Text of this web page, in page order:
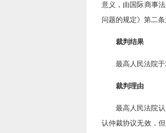
意义，由国际商事
问题的规定》第二
裁判结果
最高人民法院
裁判理由
最高人民法院
认仲裁协议无效，